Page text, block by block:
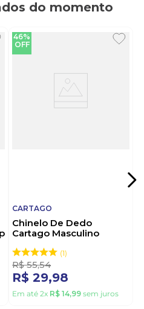
do momento
46%
OFF
CARTAGO
Chinelo De Dedo
Cartago Masculino
Cinza
1
R$ 55,54
R$ 29,98
Em até 2x R$ 14,99 sem juros